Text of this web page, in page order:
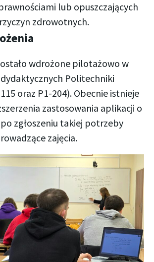
lub opuszczających
zdrowotnych.
wdrożone pilotażowo w
Politechniki
oraz P1-204). Obecnie istnieje
zastosowania aplikacji o
zgłoszeniu takiej potrzeby
zajęcia.